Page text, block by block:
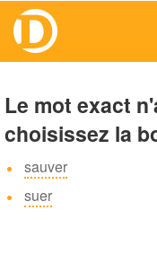
Le mot exact
choisissez la
sauver
suer